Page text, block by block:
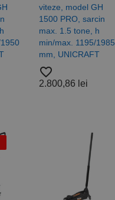
viteze, model GH
1500 PRO, sarcin
max. 1.5 tone, h
min/max. 1195/1985
mm, UNICRAFT
favorite_border
2.800,86 lei
pentru a aminti